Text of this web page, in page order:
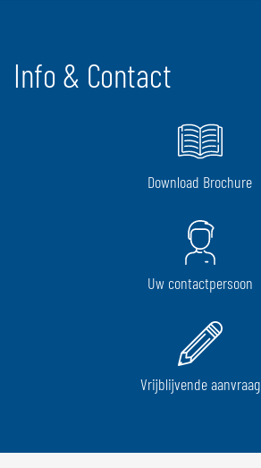
Info & Contact
Download Brochure
Uw contactpersoon
Vrijblijvende aanvraag